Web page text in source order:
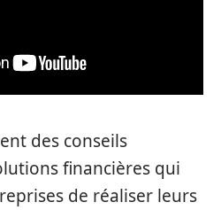
des conseils
financières qui
de réaliser leurs